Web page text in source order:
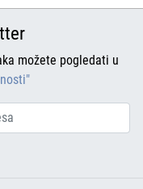
možete pogledati u